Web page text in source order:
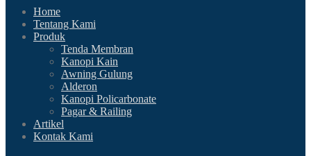
Home
Tentang Kami
Produk
Tenda Membran
Kanopi Kain
Awning Gulung
Alderon
Kanopi Policarbonate
Pagar & Railing
Artikel
Kontak Kami